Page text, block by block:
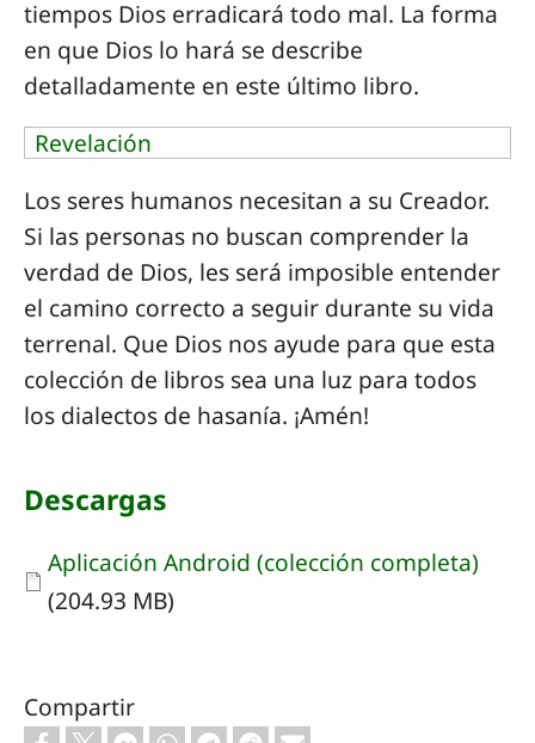
tiempos Dios erradicará todo mal. La forma
en que Dios lo hará se describe
detalladamente en este último libro.
Revelación
Los seres humanos necesitan a su Creador.
Si las personas no buscan comprender la
verdad de Dios, les será imposible entender
el camino correcto a seguir durante su vida
terrenal. Que Dios nos ayude para que esta
colección de libros sea una luz para todos
los dialectos de hasanía. ¡Amén!
Descargas
Document
Aplicación Android (colección completa)
(204.93 MB)
Compartir